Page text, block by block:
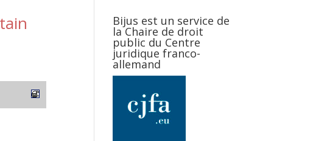
Bijus est un service de
la Chaire de droit
public du Centre
juridique franco-
allemand